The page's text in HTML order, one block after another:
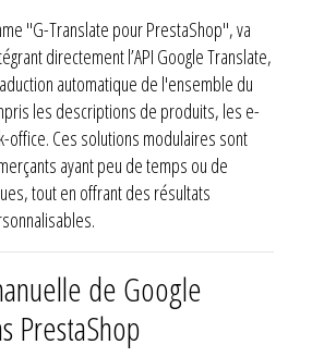
"G-Translate pour PrestaShop", va
directement l’API Google Translate,
automatique de l'ensemble du
les descriptions de produits, les e-
office. Ces solutions modulaires sont
ayant peu de temps ou de
tout en offrant des résultats
de Google
PrestaShop